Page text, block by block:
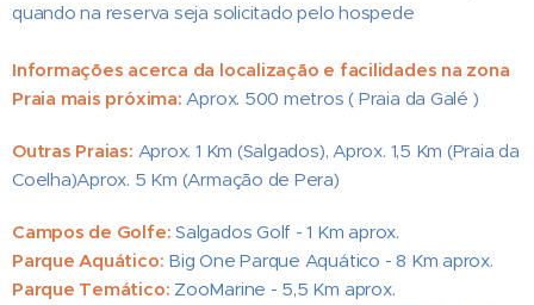
quando na reserva seja solicitado pelo hospede
Informações acerca da localização e facilidades na zona
Praia mais próxima: Aprox. 500 metros ( Praia da Galé )
Outras Praias: Aprox. 1 Km (Salgados), Aprox. 1,5 Km (Praia da
Coelha)Aprox. 5 Km (Armação de Pera)
Campos de Golfe: Salgados Golf - 1 Km aprox.
Parque Aquático: Big One Parque Aquático - 8 Km aprox.
Parque Temático: ZooMarine - 5,5 Km aprox.